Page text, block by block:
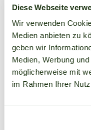
Diese Webseite
Wir verwenden
Medien anbieten zu
geben wir
Medien, Werbung
möglicherweise mit
im Rahmen Ihrer